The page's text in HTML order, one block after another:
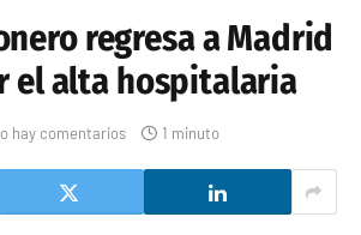
regresa a Madrid
el alta hospitalaria
hay comentarios 1 minuto